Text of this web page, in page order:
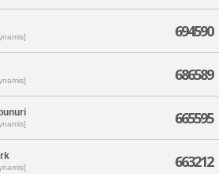
694590
686589
665595
663212